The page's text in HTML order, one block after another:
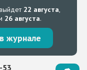
22 августа,
26 августа.
журнале
53